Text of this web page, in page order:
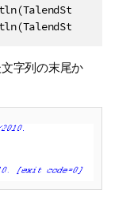
字列の末尾か